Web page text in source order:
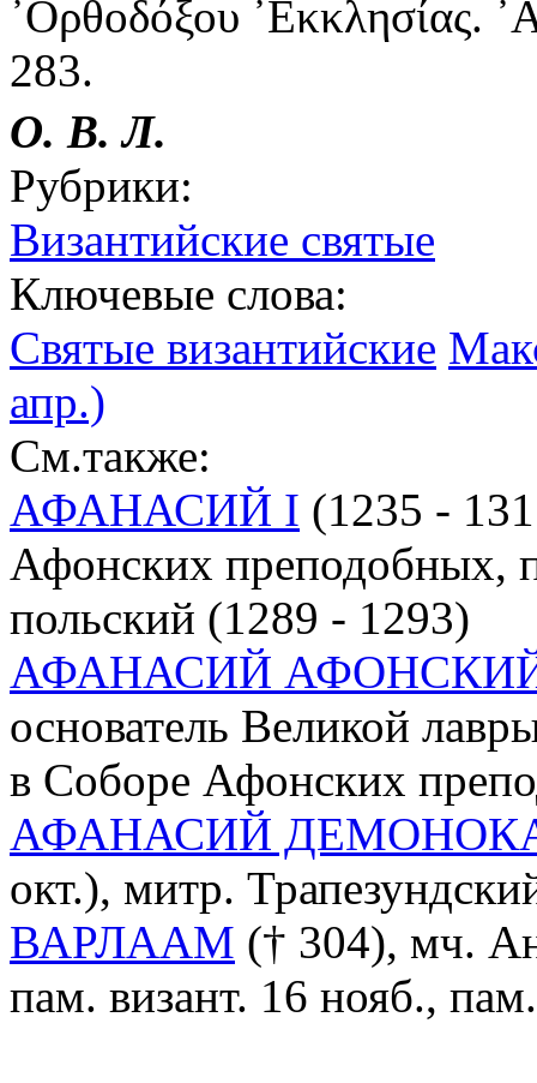
᾿Ορθοδόξου ᾿Εκκλησίας.
283.
О. В. Л.
Рубрики:
Византийские святые
Ключевые слова:
Святые византийские
апр.)
См.также:
АФАНАСИЙ I (1235 -
Афонских преподобных,
польский (1289 - 1293)
АФАНАСИЙ
основатель Великой
в Соборе Афонских
АФАНАСИЙ
окт.), митр.
ВАРЛААМ († 304), мч.
пам. визант. 16 нояб.,